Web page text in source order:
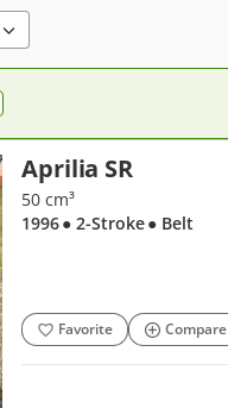
Aprilia SR
50 cm³
1996● 2-Stroke● Belt
Favorite Compare